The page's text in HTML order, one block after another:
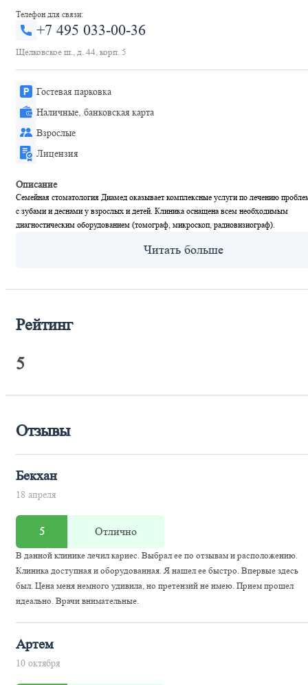
Телефон для связи:
+7 495 033-00-36
Щелковское ш., д. 44, корп. 5
Гостевая парковка
Наличные, банковская карта
Взрослые
Лицензия
Описание
Семейная стоматология Диамед оказывает комплексные услуги по лечению
с зубами и деснами у взрослых и детей. Клиника оснащена всем необходимым
диагностическим оборудованием (томограф, микроскоп, радиовизиограф).
Рейтинг
5
Отзывы
Бекхан
18 апреля
5 Отлично
В данной клинике лечил кариес. Выбрал ее по отзывам и расположению.
Клиника доступная и оборудованная. Я нашел ее быстро. Впервые здесь
был. Цена меня немного удивила, но претензий не имею. Прием прошел
идеально. Врачи внимательные.
Артем
10 октября